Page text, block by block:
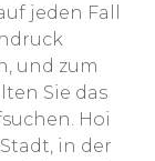
jeden Fall
und zum
Sie das
Hoi
in der